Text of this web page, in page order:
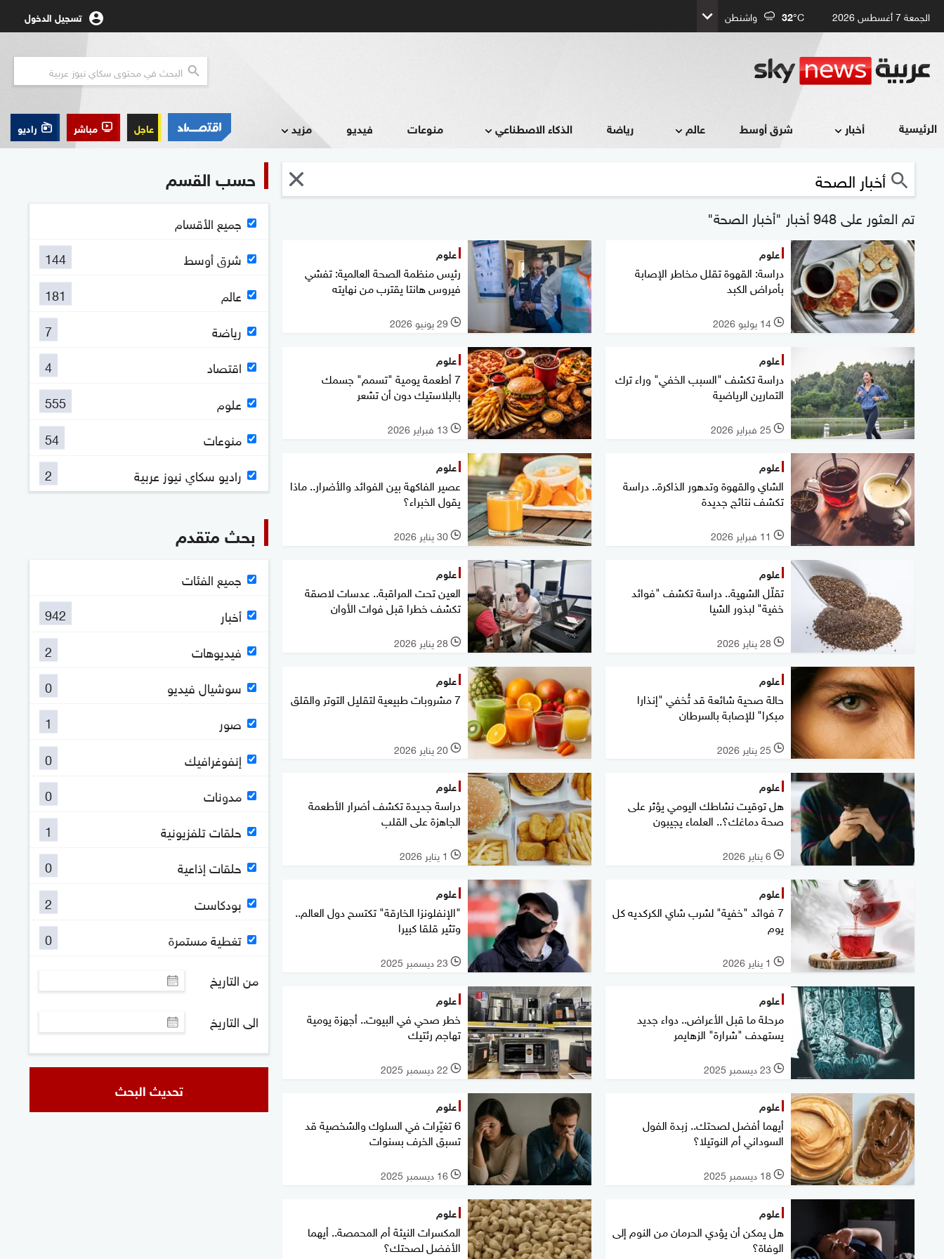
الجمعة 7 أغسطس 2026 32°C واشنطن تسجيل الدخول
الرئيسية أخبار شرق أوسط عالم رياضة الذكاء الاصطناعي منوعات فيديو مزيد عاجل مباشر راديو
تم العثور على 948 أخبار "أخبار الصحة"
علوم
دراسة: القهوة تقلل مخاطر الإصابة
بأمراض الكبد
l 14 يوليو 2026
علوم
رئيس منظمة الصحة العالمية: تفشي
فيروس هانتا يقترب من نهايته
l 29 يونيو 2026
علوم
دراسة تكشف "السبب الخفي" وراء ترك
التمارين الرياضية
l 25 فبراير 2026
علوم
7 أطعمة يومية "تسمم" جسمك
بالبلاستيك دون أن تشعر
l 13 فبراير 2026
علوم
الشاي والقهوة وتدهور الذاكرة.. دراسة
تكشف نتائج جديدة
l 11 فبراير 2026
علوم
عصير الفاكهة بين الفوائد والأضرار.. ماذا
يقول الخبراء؟
l 30 يناير 2026
علوم
تقلّل الشهية.. دراسة تكشف "فوائد
خفية" لبذور الشيا
l 28 يناير 2026
علوم
العين تحت المراقبة.. عدسات لاصقة
تكشف خطرا قبل فوات الأوان
l 28 يناير 2026
علوم
حالة صحية شائعة قد تُخفي "إنذارا
مبكرا" للإصابة بالسرطان
l 25 يناير 2026
علوم
7 مشروبات طبيعية لتقليل التوتر والقلق
l 20 يناير 2026
علوم
هل توقيت نشاطك اليومي يؤثر على
صحة دماغك؟.. العلماء يجيبون
l 6 يناير 2026
علوم
دراسة جديدة تكشف أضرار الأطعمة
الجاهزة على القلب
l 1 يناير 2026
علوم
7 فوائد "خفية" لشرب شاي الكركديه كل
يوم
l 1 يناير 2026
علوم
"الإنفلونزا الخارقة" تكتسح دول العالم..
وتثير قلقا كبيرا
l 23 ديسمبر 2025
علوم
مرحلة ما قبل الأعراض.. دواء جديد
يستهدف "شرارة" الزهايمر
l 23 ديسمبر 2025
علوم
خطر صحي في البيوت.. أجهزة يومية
تهاجم رئتيك
l 22 ديسمبر 2025
علوم
أيهما أفضل لصحتك.. زبدة الفول
السوداني أم النوتيلا؟
l 18 ديسمبر 2025
علوم
6 تغيّرات في السلوك والشخصية قد
تسبق الخرف بسنوات
l 16 ديسمبر 2025
علوم
هل يمكن أن يؤدي الحرمان من النوم إلى
الوفاة؟
علوم
المكسرات النيئة أم المحمصة.. أيهما
الأفضل لصحتك؟
حسب القسم
جميع الأقسام
شرق أوسط
144
عالم
181
رياضة
7
اقتصاد
4
علوم
555
منوعات
54
راديو سكاي نيوز عربية
2
بحث متقدم
جميع الفئات
أخبار
942
فيديوهات
2
سوشيال فيديو
0
صور
1
إنفوغرافيك
0
مدونات
0
حلقات تلفزيونية
1
حلقات إذاعية
0
بودكاست
2
تغطية مستمرة
0
من التاريخ
الى التاريخ
تحديث البحث